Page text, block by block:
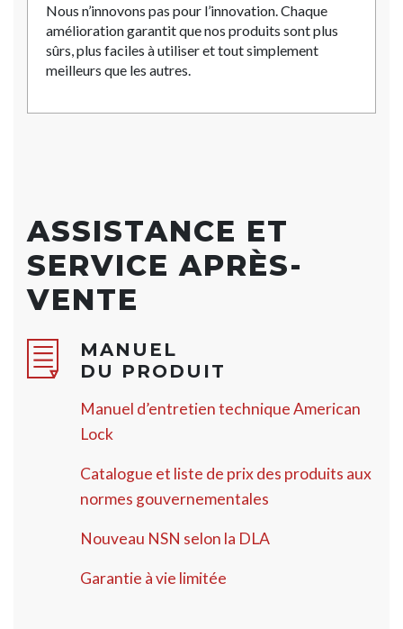
Nous n’innovons pas pour l’innovation. Chaque
amélioration garantit que nos produits sont plus
sûrs, plus faciles à utiliser et tout simplement
meilleurs que les autres.
ASSISTANCE ET
SERVICE APRÈS-
VENTE
MANUEL
DU PRODUIT
Manuel d’entretien technique American
Lock
Catalogue et liste de prix des produits aux
normes gouvernementales
Nouveau NSN selon la DLA
Garantie à vie limitée